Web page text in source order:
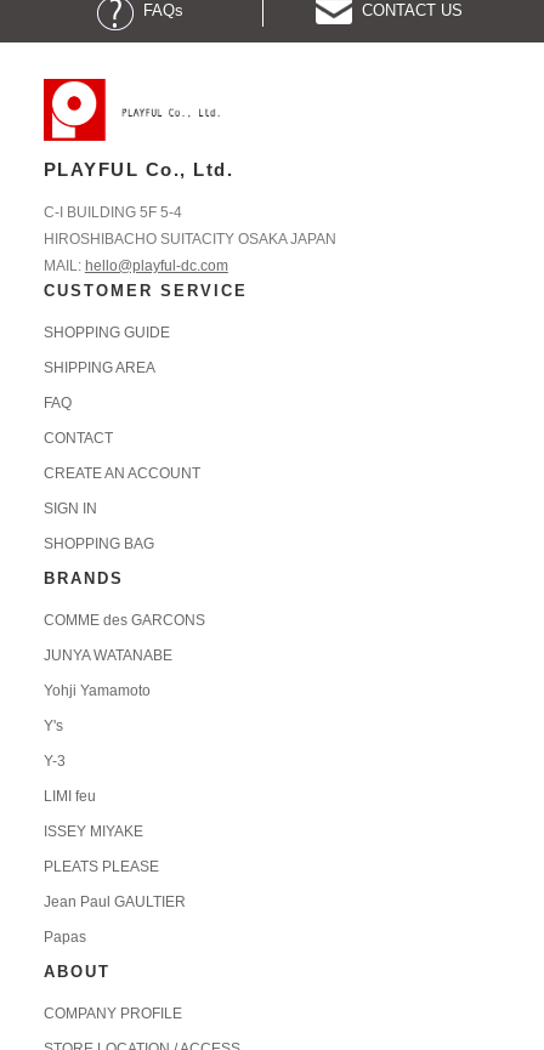
FAQs CONTACT US
PLAYFUL Co., Ltd.
C-I BUILDING 5F 5-4
HIROSHIBACHO SUITACITY OSAKA JAPAN
MAIL: hello@playful-dc.com
CUSTOMER SERVICE
SHOPPING GUIDE
SHIPPING AREA
FAQ
CONTACT
CREATE AN ACCOUNT
SIGN IN
SHOPPING BAG
BRANDS
COMME des GARCONS
JUNYA WATANABE
Yohji Yamamoto
Y's
Y-3
LIMI feu
ISSEY MIYAKE
PLEATS PLEASE
Jean Paul GAULTIER
Papas
ABOUT
COMPANY PROFILE